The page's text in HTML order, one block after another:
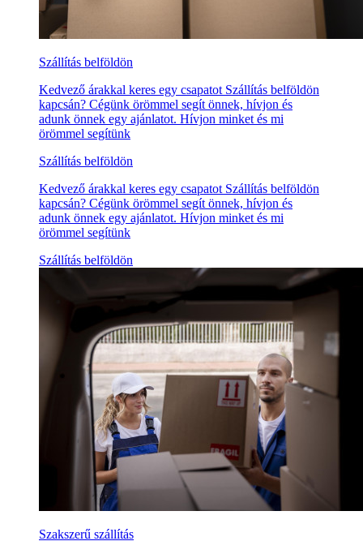
Szállítás belföldön
Kedvező árakkal keres egy csapatot Szállítás belföldön
kapcsán? Cégünk örömmel segít önnek, hívjon és
adunk önnek egy ajánlatot. Hívjon minket és mi
örömmel segítünk
Szállítás belföldön
Kedvező árakkal keres egy csapatot Szállítás belföldön
kapcsán? Cégünk örömmel segít önnek, hívjon és
adunk önnek egy ajánlatot. Hívjon minket és mi
örömmel segítünk
Szállítás belföldön
Szakszerű szállítás